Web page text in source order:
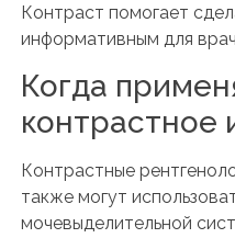
Контраст помогает
информативным для
Когда
контрастное
Контрастные
также могут
мочевыделительной